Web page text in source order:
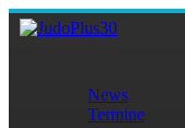
Direkt zum Inhalt
JudoPlus30
Hauptmenü
News
Termine